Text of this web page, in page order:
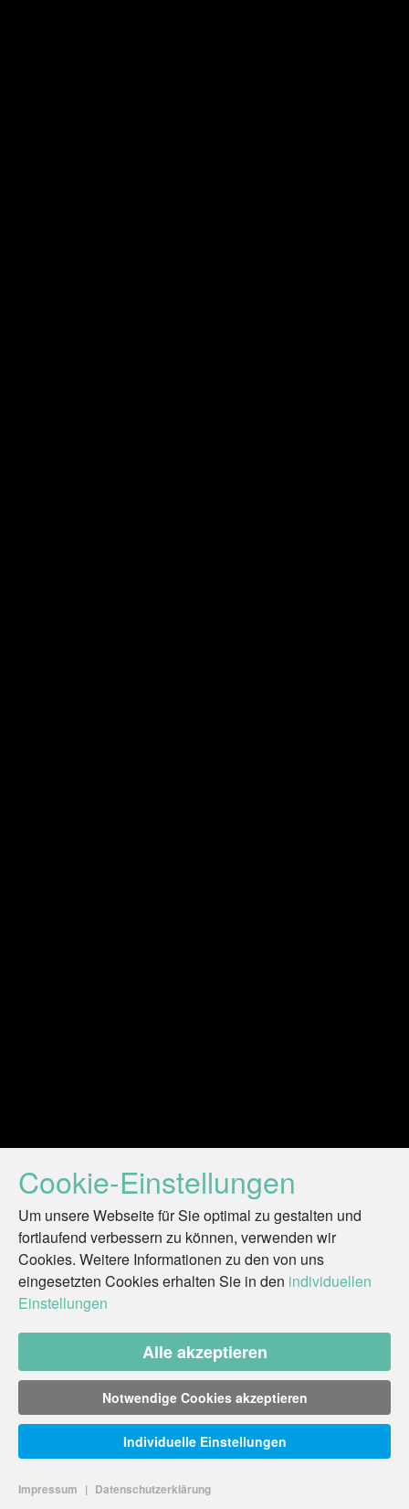
Cookie-Einstellungen
Um unsere Webseite für Sie optimal zu gestalten und
fortlaufend verbessern zu können, verwenden wir
Cookies. Weitere Informationen zu den von uns
eingesetzten Cookies erhalten Sie in den individuellen
Einstellungen
Alle akzeptieren
Notwendige Cookies akzeptieren
Impressum | Datenschutzerklärung
Individuelle Einstellungen